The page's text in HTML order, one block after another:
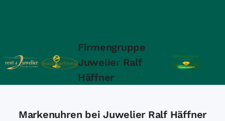
Firmengruppe
Juwelier Ralf
Häffner
Markenuhren bei Juwelier Ralf Häffner